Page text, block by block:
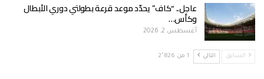
عاجل.. “كاف” يحدّد موعد قرعة بطولتي دوري الأبطال
وكأس…
أغسطس 2, 2026
السابق التالي 1 من 2٬826